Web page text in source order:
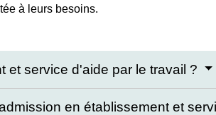
à leurs besoins.
et service d'aide par le travail ?
en établissement et